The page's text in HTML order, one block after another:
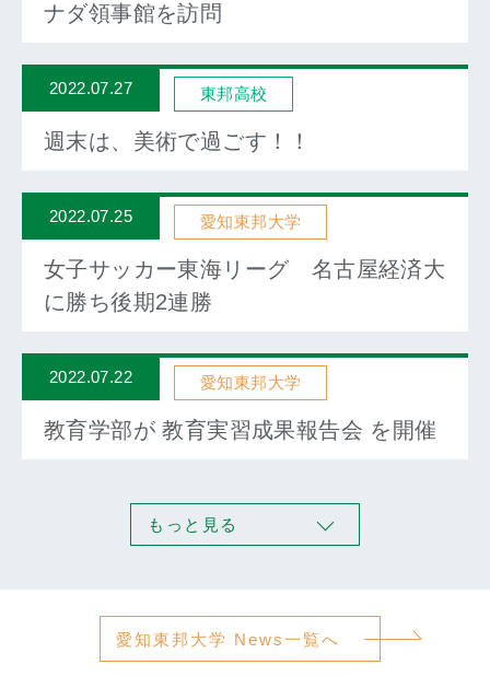
ナダ領事館を訪問
2022.07.27 東邦高校
週末は、美術で過ごす！！
2022.07.25 愛知東邦大学
女子サッカー東海リーグ 名古屋経済大
に勝ち後期2連勝
2022.07.22 愛知東邦大学
教育学部が 教育実習成果報告会 を開催
もっと見る
愛知東邦大学 News一覧へ